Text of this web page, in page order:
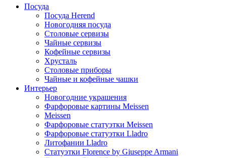
Посуда
Посуда Herend
Новогодняя посуда
Столовые сервизы
Чайные сервизы
Кофейные сервизы
Хрусталь
Столовые приборы
Чайные и кофейные чашки
Интерьер
Новогодние украшения
Фарфоровые картины Meissen
Meissen
Фарфоровые статуэтки Meissen
Фарфоровые статуэтки Lladro
Литофании Lladro
Статуэтки Florence by Giuseppe Armani